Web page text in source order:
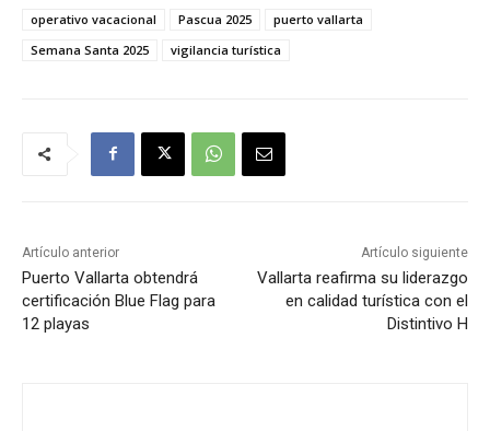
operativo vacacional
Pascua 2025
puerto vallarta
Semana Santa 2025
vigilancia turística
Artículo anterior
Puerto Vallarta obtendrá
certificación Blue Flag para
12 playas
Artículo siguiente
Vallarta reafirma su liderazgo
en calidad turística con el
Distintivo H